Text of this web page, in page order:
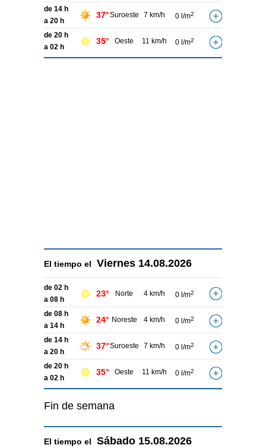
de 14 h
a 20 h
37°Suroeste 7 km/h 0 l/m2
de 20 h
a 02 h
35° Oeste 11 km/h 0 l/m2
El tiempo el Viernes 14.08.2026
de 02 h
a 08 h
23° Norte 4 km/h 0 l/m2
de 08 h
a 14 h
24° Noreste 4 km/h 0 l/m2
de 14 h
a 20 h
37°Suroeste 7 km/h 0 l/m2
de 20 h
a 02 h
35° Oeste 11 km/h 0 l/m2
Fin de semana
El tiempo el Sábado 15.08.2026